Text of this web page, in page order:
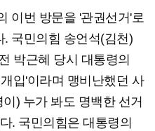
이번 방문을 '관권선거'로
국민의힘 송언석(김천)
박근혜 당시 대통령의
입'이라며 맹비난했던 사
) 누가 봐도 명백한 선거
. 국민의힘은 대통령의